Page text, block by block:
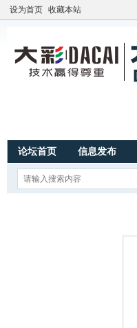
设为首页 收藏本站
论坛首页 信息发布